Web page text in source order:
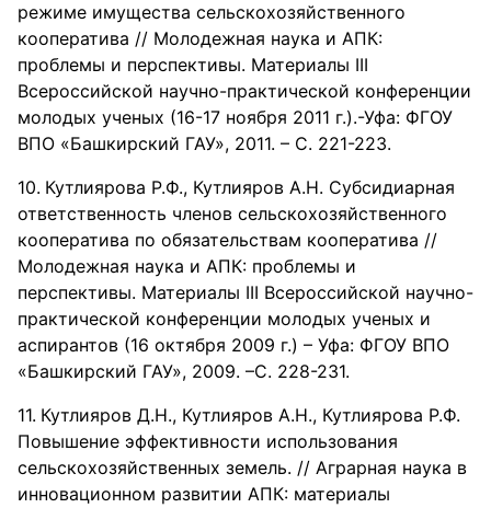
режиме имущества сельскохозяйственного
кооператива // Молодежная наука и АПК:
проблемы и перспективы. Материалы III
Всероссийской научно-практической конференции
молодых ученых (16-17 ноября 2011 г.).-Уфа: ФГОУ
ВПО «Башкирский ГАУ», 2011. – С. 221-223.
Кутлиярова Р.Ф., Кутлияров А.Н. Субсидиарная
ответственность членов сельскохозяйственного
кооператива по обязательствам кооператива //
Молодежная наука и АПК: проблемы и
перспективы. Материалы III Всероссийской научно-
практической конференции молодых ученых и
аспирантов (16 октября 2009 г.) – Уфа: ФГОУ ВПО
«Башкирский ГАУ», 2009. –С. 228-231.
Кутлияров Д.Н., Кутлияров А.Н., Кутлиярова Р.Ф.
Повышение эффективности использования
сельскохозяйственных земель. // Аграрная наука в
инновационном развитии АПК: материалы